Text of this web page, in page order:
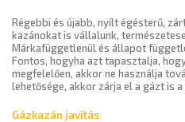
Régebbi és újabb, nyílt égésterű,
kazánokat is vállalunk,
Márkafüggetlenül és állapot
Fontos, hogyha azt tapasztalja,
megfelelően, akkor ne használja
lehetősége, akkor zárja el a gázt is
Gázkazán javítás